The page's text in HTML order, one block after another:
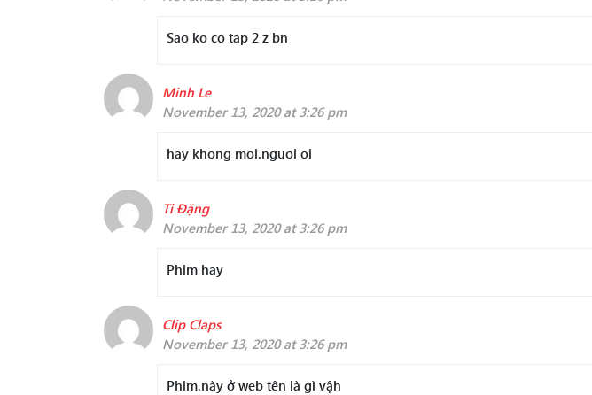
Sao ko co tap 2 z bn
Minh Le
November 13, 2020 at 3:26 pm
hay khong moi.nguoi oi
Ti Đặng
November 13, 2020 at 3:26 pm
Phim hay
Clip Claps
November 13, 2020 at 3:26 pm
Phim.này ở web tên là gì vậh